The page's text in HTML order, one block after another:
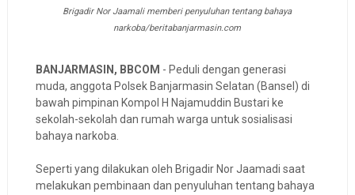
Brigadir Nor Jaamali memberi penyuluhan tentang bahaya
narkoba/beritabanjarmasin.com
BANJARMASIN, BBCOM - Peduli dengan generasi
muda, anggota Polsek Banjarmasin Selatan (Bansel) di
bawah pimpinan Kompol H Najamuddin Bustari ke
sekolah-sekolah dan rumah warga untuk sosialisasi
bahaya narkoba.
Seperti yang dilakukan oleh Brigadir Nor Jaamadi saat
melakukan pembinaan dan penyuluhan tentang bahaya